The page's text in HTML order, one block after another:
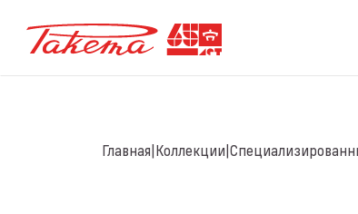
Главная Коллекции